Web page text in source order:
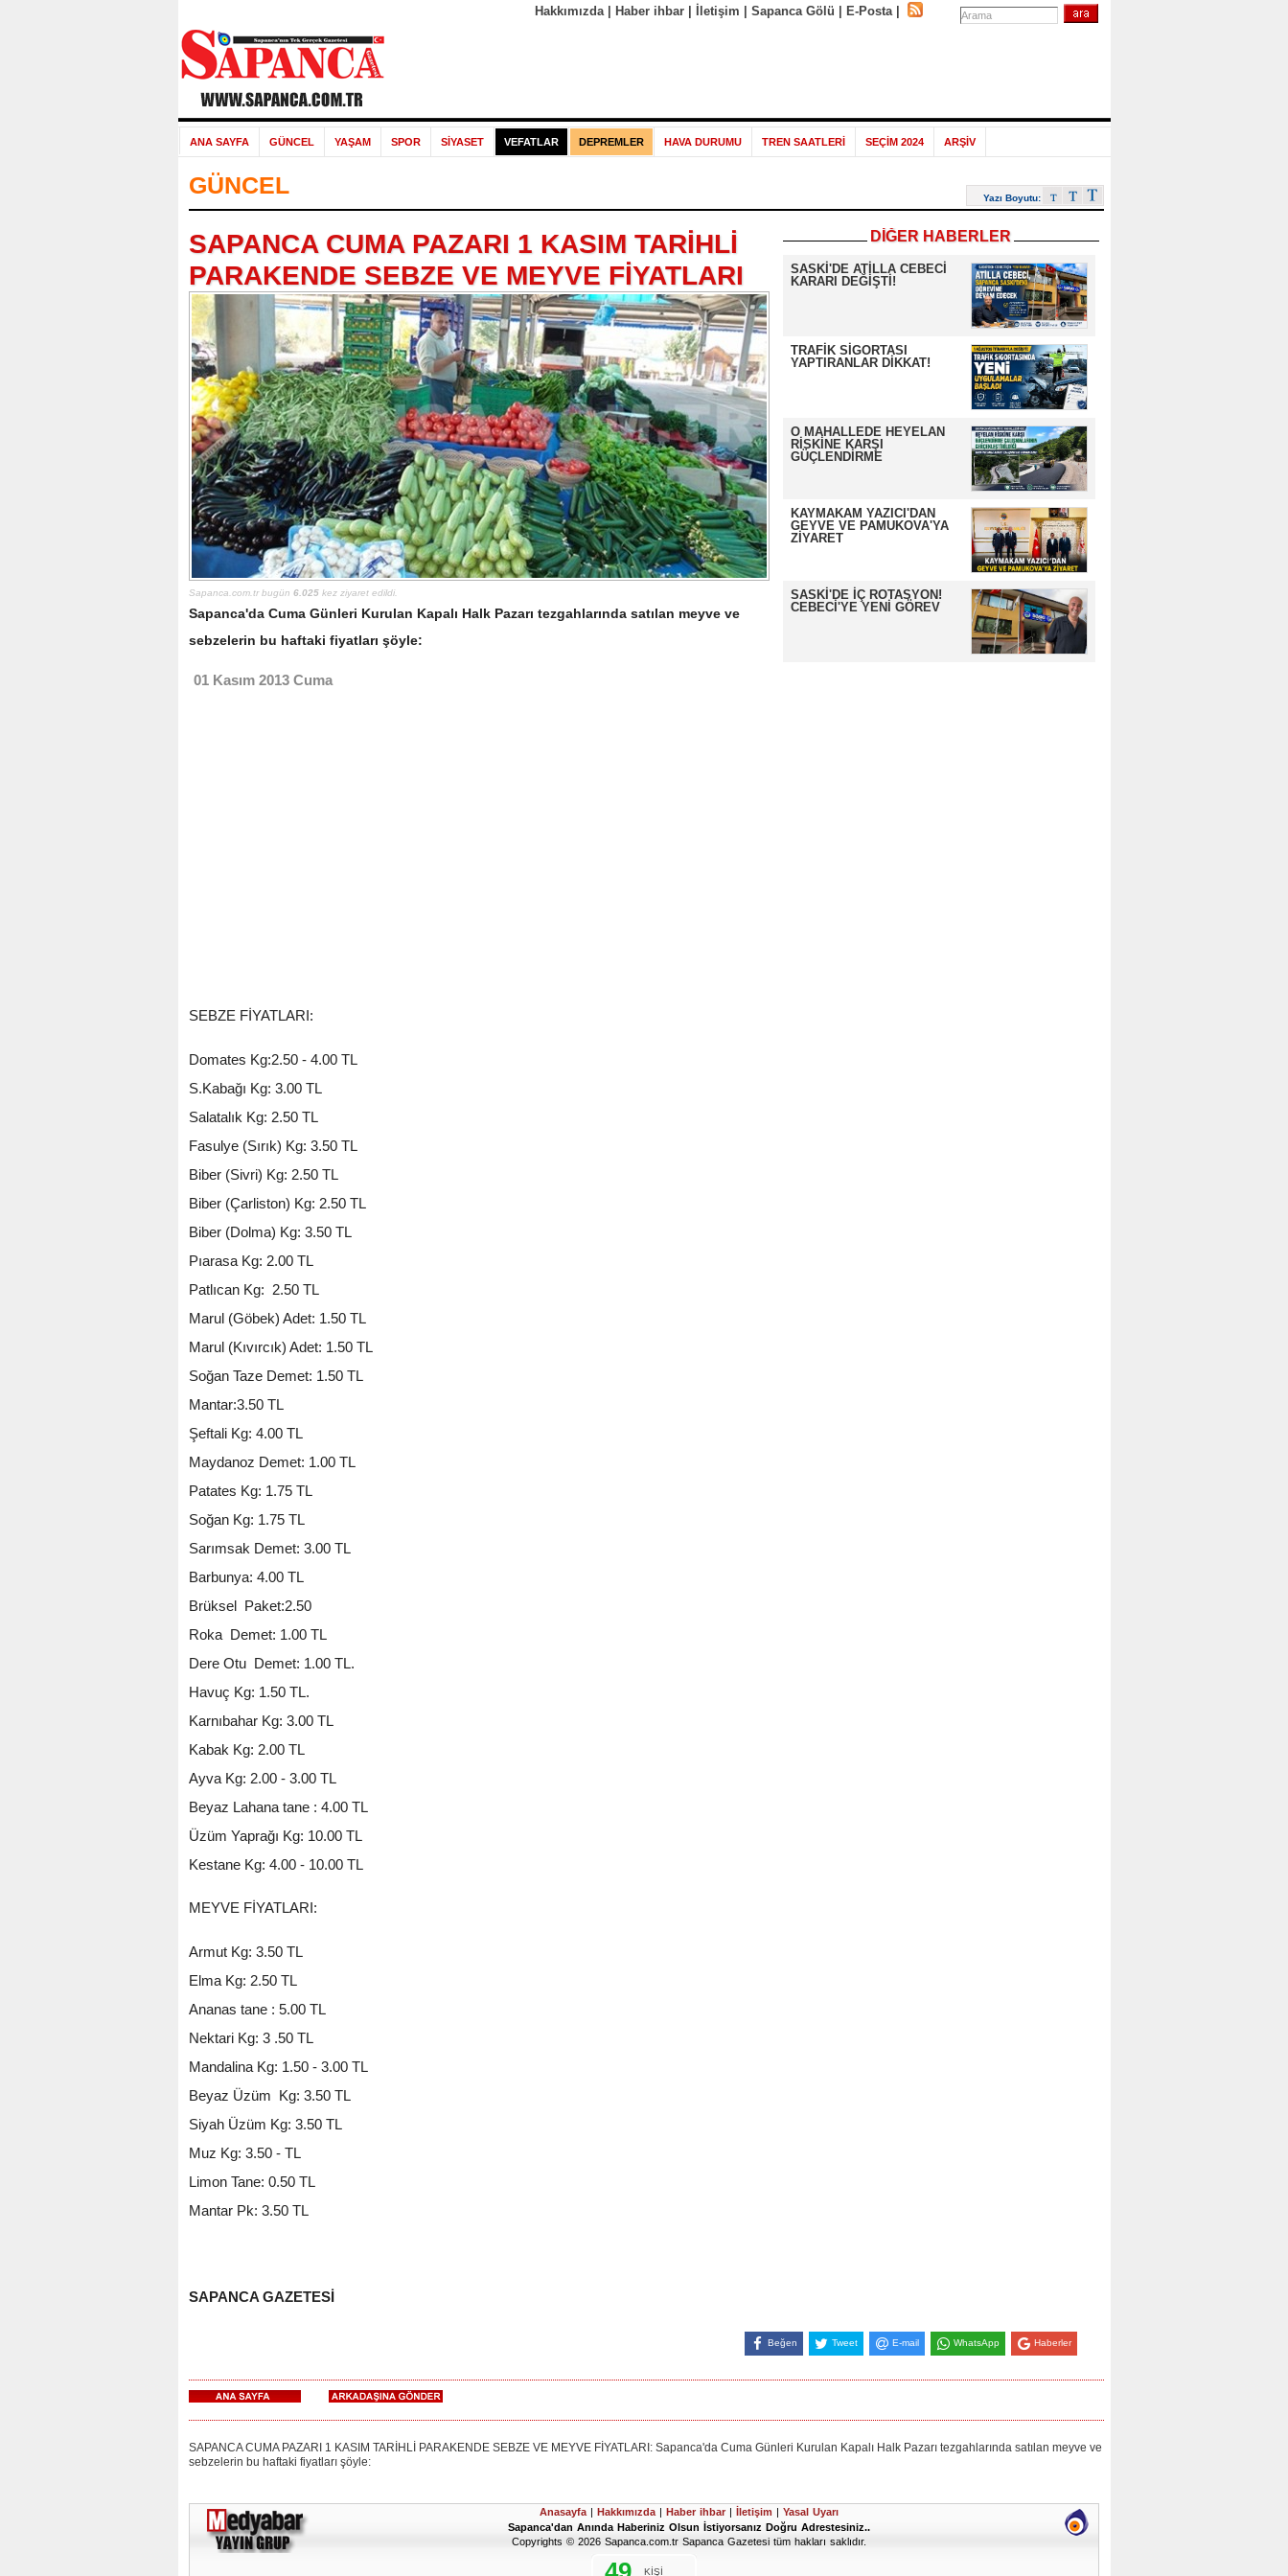
Hakkımızda| Haber ihbar| İletişim Sapanca Gölü E-Posta|
ANA SAYFA GÜNCEL YAŞAM SPOR SİYASET VEFATLAR DEPREMLER HAVA DURUMU TREN SAATLERİ SEÇİM 2024 ARŞİV
GÜNCEL Yazı Boyutu:
DİĞER HABERLER
SASKİ'DE ATİLLA CEBECİ
KARARI DEĞİŞTİ!
TRAFİK SİGORTASI
YAPTIRANLAR DİKKAT!
O MAHALLEDE HEYELAN
RİSKİNE KARŞI
GÜÇLENDİRME
KAYMAKAM YAZICI'DAN
GEYVE VE PAMUKOVA'YA
ZİYARET
SASKİ'DE İÇ ROTASYON!
CEBECİ'YE YENİ GÖREV
SAPANCA CUMA PAZARI 1 KASIM TARİHLİ
PARAKENDE SEBZE VE MEYVE FİYATLARI
Sapanca.com.tr bugün 6.025kez ziyaret edildi.
Sapanca'da Cuma Günleri Kurulan Kapalı Halk Pazarı tezgahlarında satılan meyve ve
sebzelerin bu haftaki fiyatları şöyle:
01 Kasım 2013 Cuma
SEBZE FİYATLARI:
Domates Kg:2.50 - 4.00 TL
S.Kabağı Kg: 3.00 TL
Salatalık Kg: 2.50 TL
Fasulye (Sırık) Kg: 3.50 TL
Biber (Sivri) Kg: 2.50 TL
Biber (Çarliston) Kg: 2.50 TL
Biber (Dolma) Kg: 3.50 TL
Pıarasa Kg: 2.00 TL
Patlıcan Kg: 2.50 TL
Marul (Göbek) Adet: 1.50 TL
Marul (Kıvırcık) Adet: 1.50 TL
Soğan Taze Demet: 1.50 TL
Mantar:3.50 TL
Şeftali Kg: 4.00 TL
Maydanoz Demet: 1.00 TL
Patates Kg: 1.75 TL
Soğan Kg: 1.75 TL
Sarımsak Demet: 3.00 TL
Barbunya: 4.00 TL
Brüksel Paket:2.50
Roka Demet: 1.00 TL
Dere Otu Demet: 1.00 TL.
Havuç Kg: 1.50 TL.
Karnıbahar Kg: 3.00 TL
Kabak Kg: 2.00 TL
Ayva Kg: 2.00 - 3.00 TL
Beyaz Lahana tane : 4.00 TL
Üzüm Yaprağı Kg: 10.00 TL
Kestane Kg: 4.00 - 10.00 TL
MEYVE FİYATLARI:
Armut Kg: 3.50 TL
Elma Kg: 2.50 TL
Ananas tane : 5.00 TL
Nektari Kg: 3 .50 TL
Mandalina Kg: 1.50 - 3.00 TL
Beyaz Üzüm Kg: 3.50 TL
Siyah Üzüm Kg: 3.50 TL
Muz Kg: 3.50 - TL
Limon Tane: 0.50 TL
Mantar Pk: 3.50 TL
SAPANCA GAZETESİ
Beğen Tweet E-mail WhatsApp Haberler
SAPANCA CUMA PAZARI 1 KASIM TARİHLİ PARAKENDE SEBZE VE MEYVE FİYATLARI: Sapanca'da Cuma Günleri Kurulan Kapalı Halk Pazarı tezgahlarında satılan meyve ve
sebzelerin bu haftaki fiyatları şöyle:
Anasayfa | Hakkımızda | Haber ihbar | İletişim | Yasal Uyarı
Sapanca'dan Anında Haberiniz Olsun İstiyorsanız Doğru Adrestesiniz..
Copyrights © 2026 Sapanca.com.tr Sapanca Gazetesi tüm hakları saklıdır.